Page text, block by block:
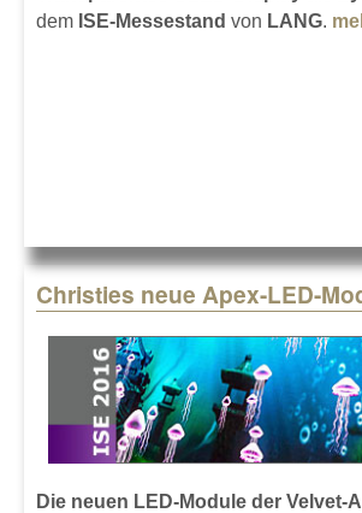
dem ISE-Messestand von LANG.
Christies neue Apex-LED-
Die neuen LED-Module der Velvet-